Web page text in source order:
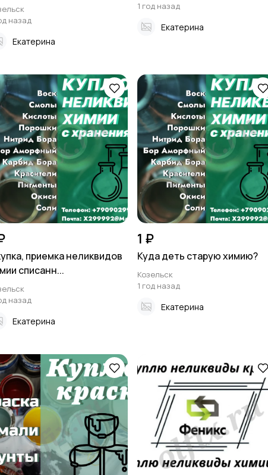
назад
Екатерина
1 год назад
Екатерина
приемка неликвидов
списанн...
назад
Екатерина
1 ₽
Куда деть старую химию?
Козельск
1 год назад
Екатерина